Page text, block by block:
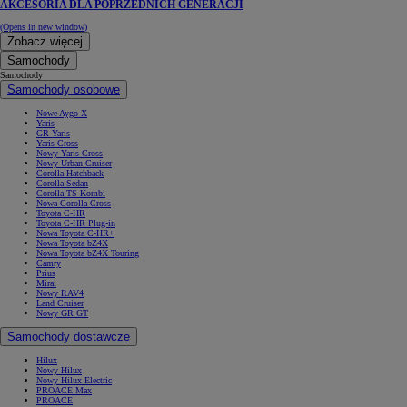
AKCESORIA DLA POPRZEDNICH GENERACJI
(Opens in new window)
Zobacz więcej
Samochody
Samochody
Samochody osobowe
Nowe Aygo X
Yaris
GR Yaris
Yaris Cross
Nowy Yaris Cross
Nowy Urban Cruiser
Corolla Hatchback
Corolla Sedan
Corolla TS Kombi
Nowa Corolla Cross
Toyota C-HR
Toyota C-HR Plug-in
Nowa Toyota C-HR+
Nowa Toyota bZ4X
Nowa Toyota bZ4X Touring
Camry
Prius
Mirai
Nowy RAV4
Land Cruiser
Nowy GR GT
Samochody dostawcze
Hilux
Nowy Hilux
Nowy Hilux Electric
PROACE Max
PROACE